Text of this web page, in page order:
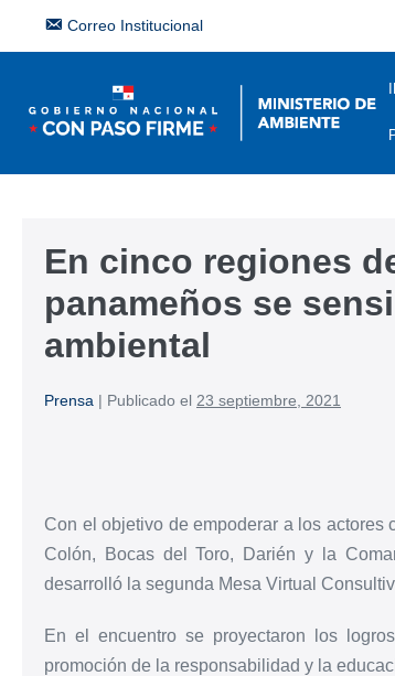
Correo Institucional
En cinco regiones
panameños se
ambiental
Prensa | Publicado el 23 septiembre, 2021
Con el objetivo de empoderar a los
Colón, Bocas del Toro, Darién y la
desarrolló la segunda Mesa Virtual
En el encuentro se proyectaron los
promoción de la responsabilidad y la